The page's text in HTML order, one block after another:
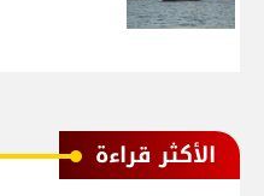
الأكثر قراءة